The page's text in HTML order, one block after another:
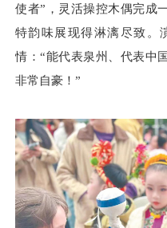
使者”，灵活操控木偶完成
特韵味展现得淋漓尽致。
情：“能代表泉州、代表中
非常自豪！”